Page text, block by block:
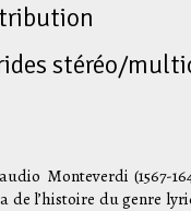
stéréo/
Monteverdi (1567-
de l’histoire du genre